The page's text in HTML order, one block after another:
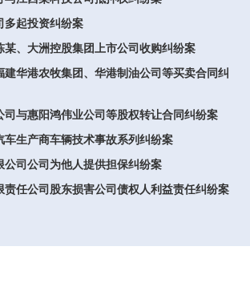
多起投资纠纷案
某、大洲控股集团上市公司收购纠纷案
建华港农牧集团、华港制油公司等买卖合同纠
司与惠阳鸿伟业公司等股权转让合同纠纷案
车生产商车辆技术事故系列纠纷案
公司公司为他人提供担保纠纷案
责任公司股东损害公司债权人利益责任纠纷案